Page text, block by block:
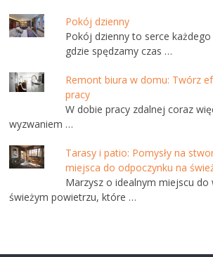
Pokój dzienny
Pokój dzienny to serce
gdzie spędzamy czas …
Remont biura w domu: Twórz
pracy
W dobie pracy zdalnej coraz
wyzwaniem …
Tarasy i patio: Pomysły na
miejsca do odpoczynku na
Marzysz o idealnym miejscu do
świeżym powietrzu, które …